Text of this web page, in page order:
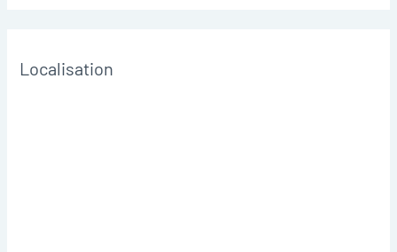
Localisation